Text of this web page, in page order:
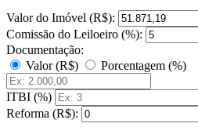
Valor do Imóvel (R$):
Comissão do Leiloeiro (%):
Documentação:
Valor (R$)
Porcentagem (%)
ITBI (%)
Reforma (R$):